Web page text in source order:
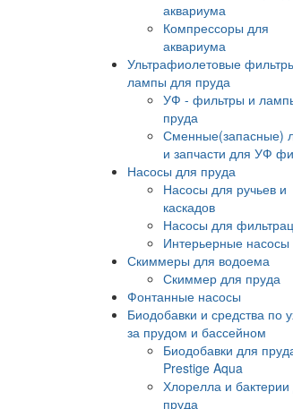
аквариума
Компрессоры для
аквариума
Ультрафиолетовые
лампы для пруда
УФ - фильтры и
пруда
Сменные(запасные)
и запчасти для УФ
Насосы для пруда
Насосы для ручьев и
каскадов
Насосы для
Интерьерные насосы
Скиммеры для водоема
Скиммер для пруда
Фонтанные насосы
Биодобавки и средства по
за прудом и бассейном
Биодобавки для
Prestige Aqua
Хлорелла и бактерии
пруда